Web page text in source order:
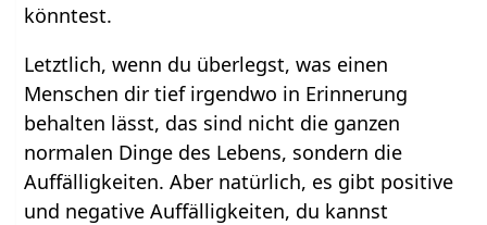
könntest.
Letztlich, wenn du überlegst, was einen
Menschen dir tief irgendwo in Erinnerung
behalten lässt, das sind nicht die ganzen
normalen Dinge des Lebens, sondern die
Auffälligkeiten. Aber natürlich, es gibt positive
und negative Auffälligkeiten, du kannst